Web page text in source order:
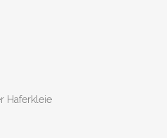
Haferkleie